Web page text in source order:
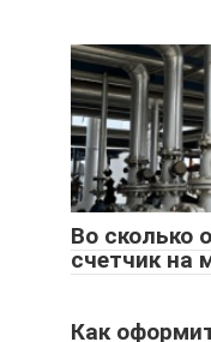
Во сколько
счетчик на
Как